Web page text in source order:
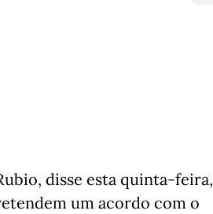
disse esta quinta-feira,
um acordo com o